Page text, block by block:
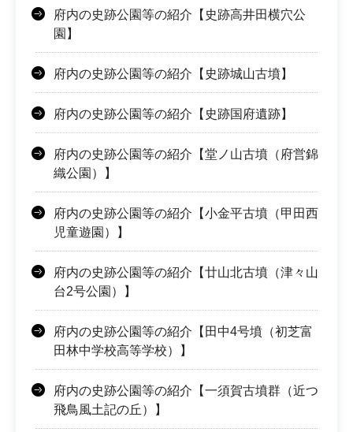
府内の史跡公園等の紹介【史跡高井田横穴公
園】
府内の史跡公園等の紹介【史跡城山古墳】
府内の史跡公園等の紹介【史跡国府遺跡】
府内の史跡公園等の紹介【堂ノ山古墳（府営錦
織公園）】
府内の史跡公園等の紹介【小金平古墳（甲田西
児童遊園）】
府内の史跡公園等の紹介【廿山北古墳（津々山
台2号公園）】
府内の史跡公園等の紹介【田中4号墳（初芝富
田林中学校高等学校）】
府内の史跡公園等の紹介【一須賀古墳群（近つ
飛鳥風土記の丘）】